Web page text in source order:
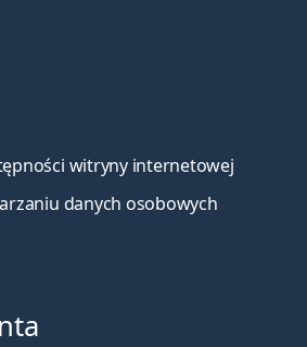
witryny internetowej
danych osobowych